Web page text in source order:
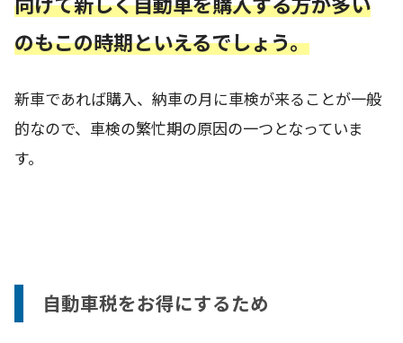
のもこの時期といえるでしょう。
新車であれば購入、納車の月に車検が来ることが一般
的なので、車検の繁忙期の原因の一つとなっていま
す。
自動車税をお得にするため